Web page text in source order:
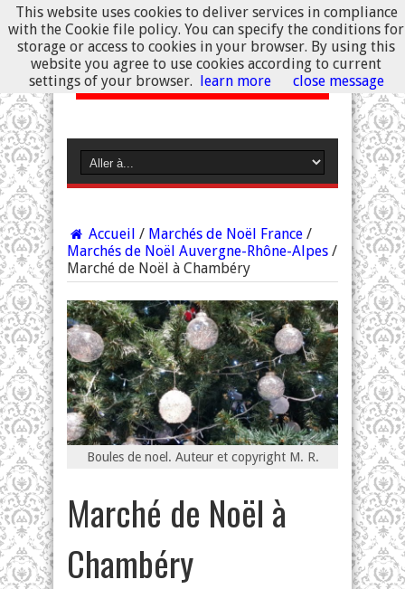
Accueil / Marchés de Noël France /
Marchés de Noël Auvergne-Rhône-Alpes /
Marché de Noël à Chambéry
Boules de noel. Auteur et copyright M. R.
Marché de Noël à
Chambéry
This website uses cookies to deliver services in compliance
with the Cookie file policy. You can specify the conditions for
storage or access to cookies in your browser. By using this
website you agree to use cookies according to current
settings of your browser. learn more close message